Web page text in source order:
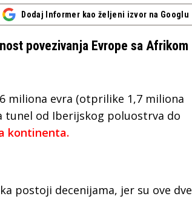
Dodaj Informer kao željeni izvor na Googlu
povezivanja Evrope sa Afrikom
miliona evra (otprilike 1,7 miliona
tunel od Iberijskog poluostrva do
kontinenta.
postoji decenijama, jer su ove dve